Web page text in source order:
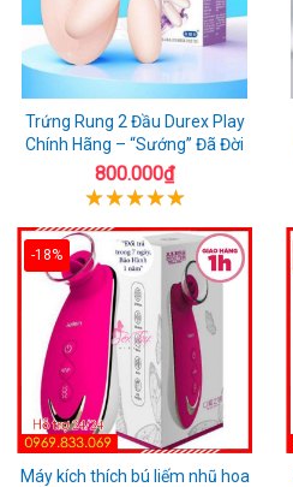
Trứng Rung 2 Đầu Durex Play
Chính Hãng – “Sướng” Đã Đời
800.000₫
-18%
Máy kích thích bú liếm nhũ hoa